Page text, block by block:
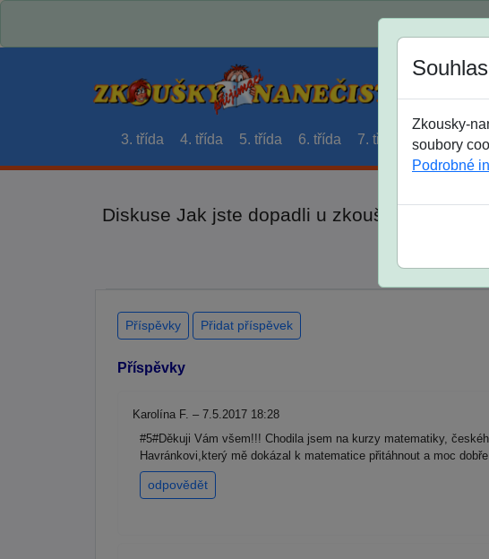
3. třída 4. třída 5. třída 6. třída 7. třída 8. třída
Diskuse Jak jste dopadli u zkoušek na SŠ?
Zkousky-
soubory
Podrobné
Příspěvky Přidat příspěvek
Příspěvky
Karolína F. – 7.5.2017 18:28
#5#Děkuji Vám všem!!! Chodila jsem na kurzy matematiky,
Havránkovi,který mě dokázal k matematice přitáhnout a moc
odpovědět